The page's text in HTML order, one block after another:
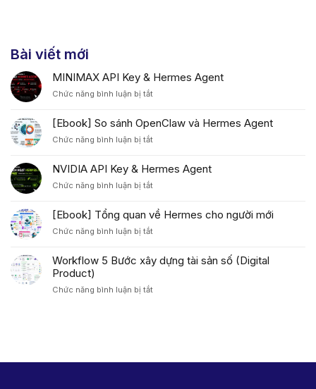
Bài viết mới
MINIMAX API Key & Hermes Agent
Chức năng bình luận bị tắtở
API
Key
&
Agent
[Ebook] So sánh OpenClaw và Hermes Agent
Chức năng bình luận bị tắtở
sánh
OpenClaw
Hermes
NVIDIA API Key & Hermes Agent
Chức năng bình luận bị tắtở
API
Key
&
Agent
[Ebook] Tổng quan về Hermes cho người mới
Chức năng bình luận bị tắtở
Tổng
quan
Hermes
Workflow 5 Bước xây dựng tài sản số (Digital
Product)
Chức năng bình luận bị tắtở
tài